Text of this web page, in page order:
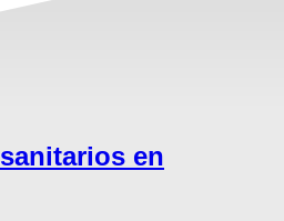
en